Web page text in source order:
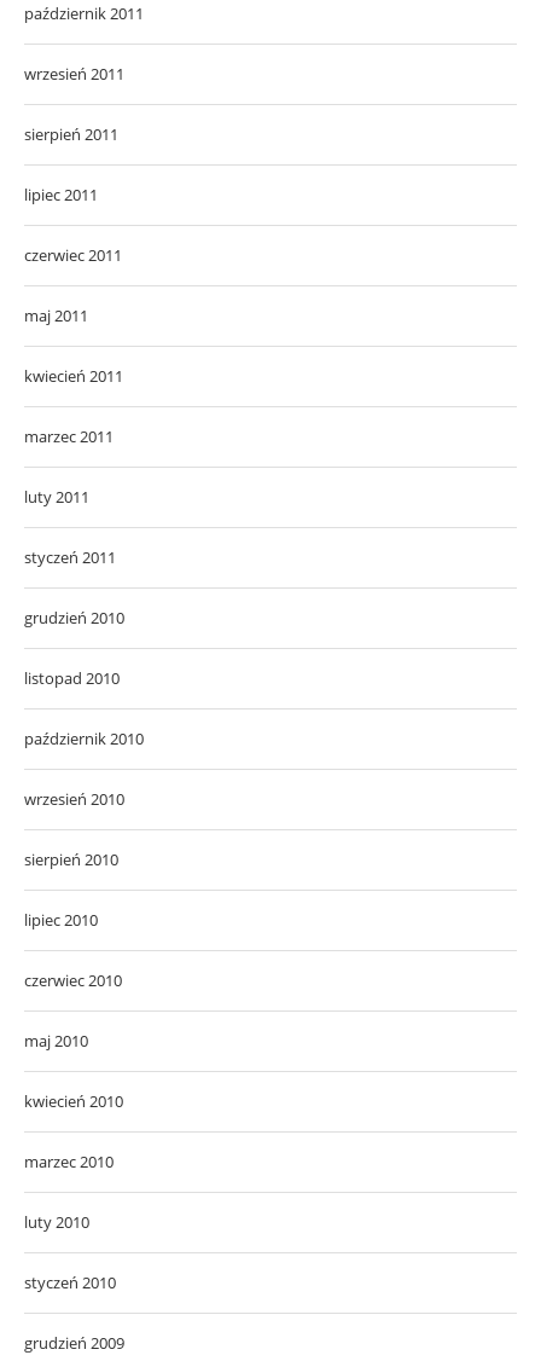
październik 2011
wrzesień 2011
sierpień 2011
lipiec 2011
czerwiec 2011
maj 2011
kwiecień 2011
marzec 2011
luty 2011
styczeń 2011
grudzień 2010
listopad 2010
październik 2010
wrzesień 2010
sierpień 2010
lipiec 2010
czerwiec 2010
maj 2010
kwiecień 2010
marzec 2010
luty 2010
styczeń 2010
grudzień 2009